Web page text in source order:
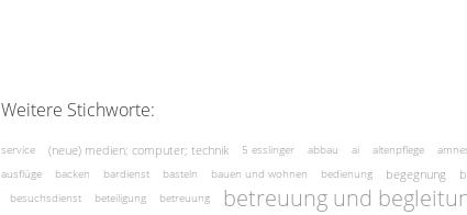
Weitere Stichworte:
service (neue) medien; computer; technik 5 esslinger abbau ai altenpflege
ausflüge
backen bardienst basteln bauen und wohnen bedienung begegnung
besuchsdienst
beteiligung betreuung betreuung und